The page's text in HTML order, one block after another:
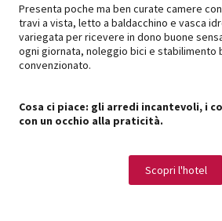
Presenta poche ma ben curate camere
travi a vista, letto a baldacchino e vasca
variegata per ricevere in dono buone
ogni giornata, noleggio bici e stabilimento
convenzionato.
Cosa ci piace: gli arredi incantevoli, i
con un occhio alla praticità.
Scopri l'hotel